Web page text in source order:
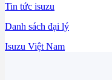
Tin tức isuzu
Danh sách đại lý
Isuzu Việt Nam